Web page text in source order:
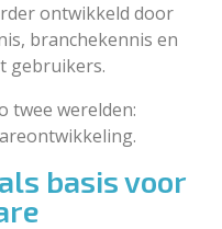
ontwikkeld door
branchekennis en
gebruikers.
twee werelden:
basis voor